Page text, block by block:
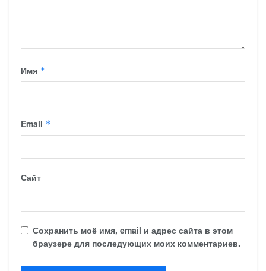
Имя *
Email *
Сайт
Сохранить моё имя, email и адрес сайта в этом
браузере для последующих моих комментариев.